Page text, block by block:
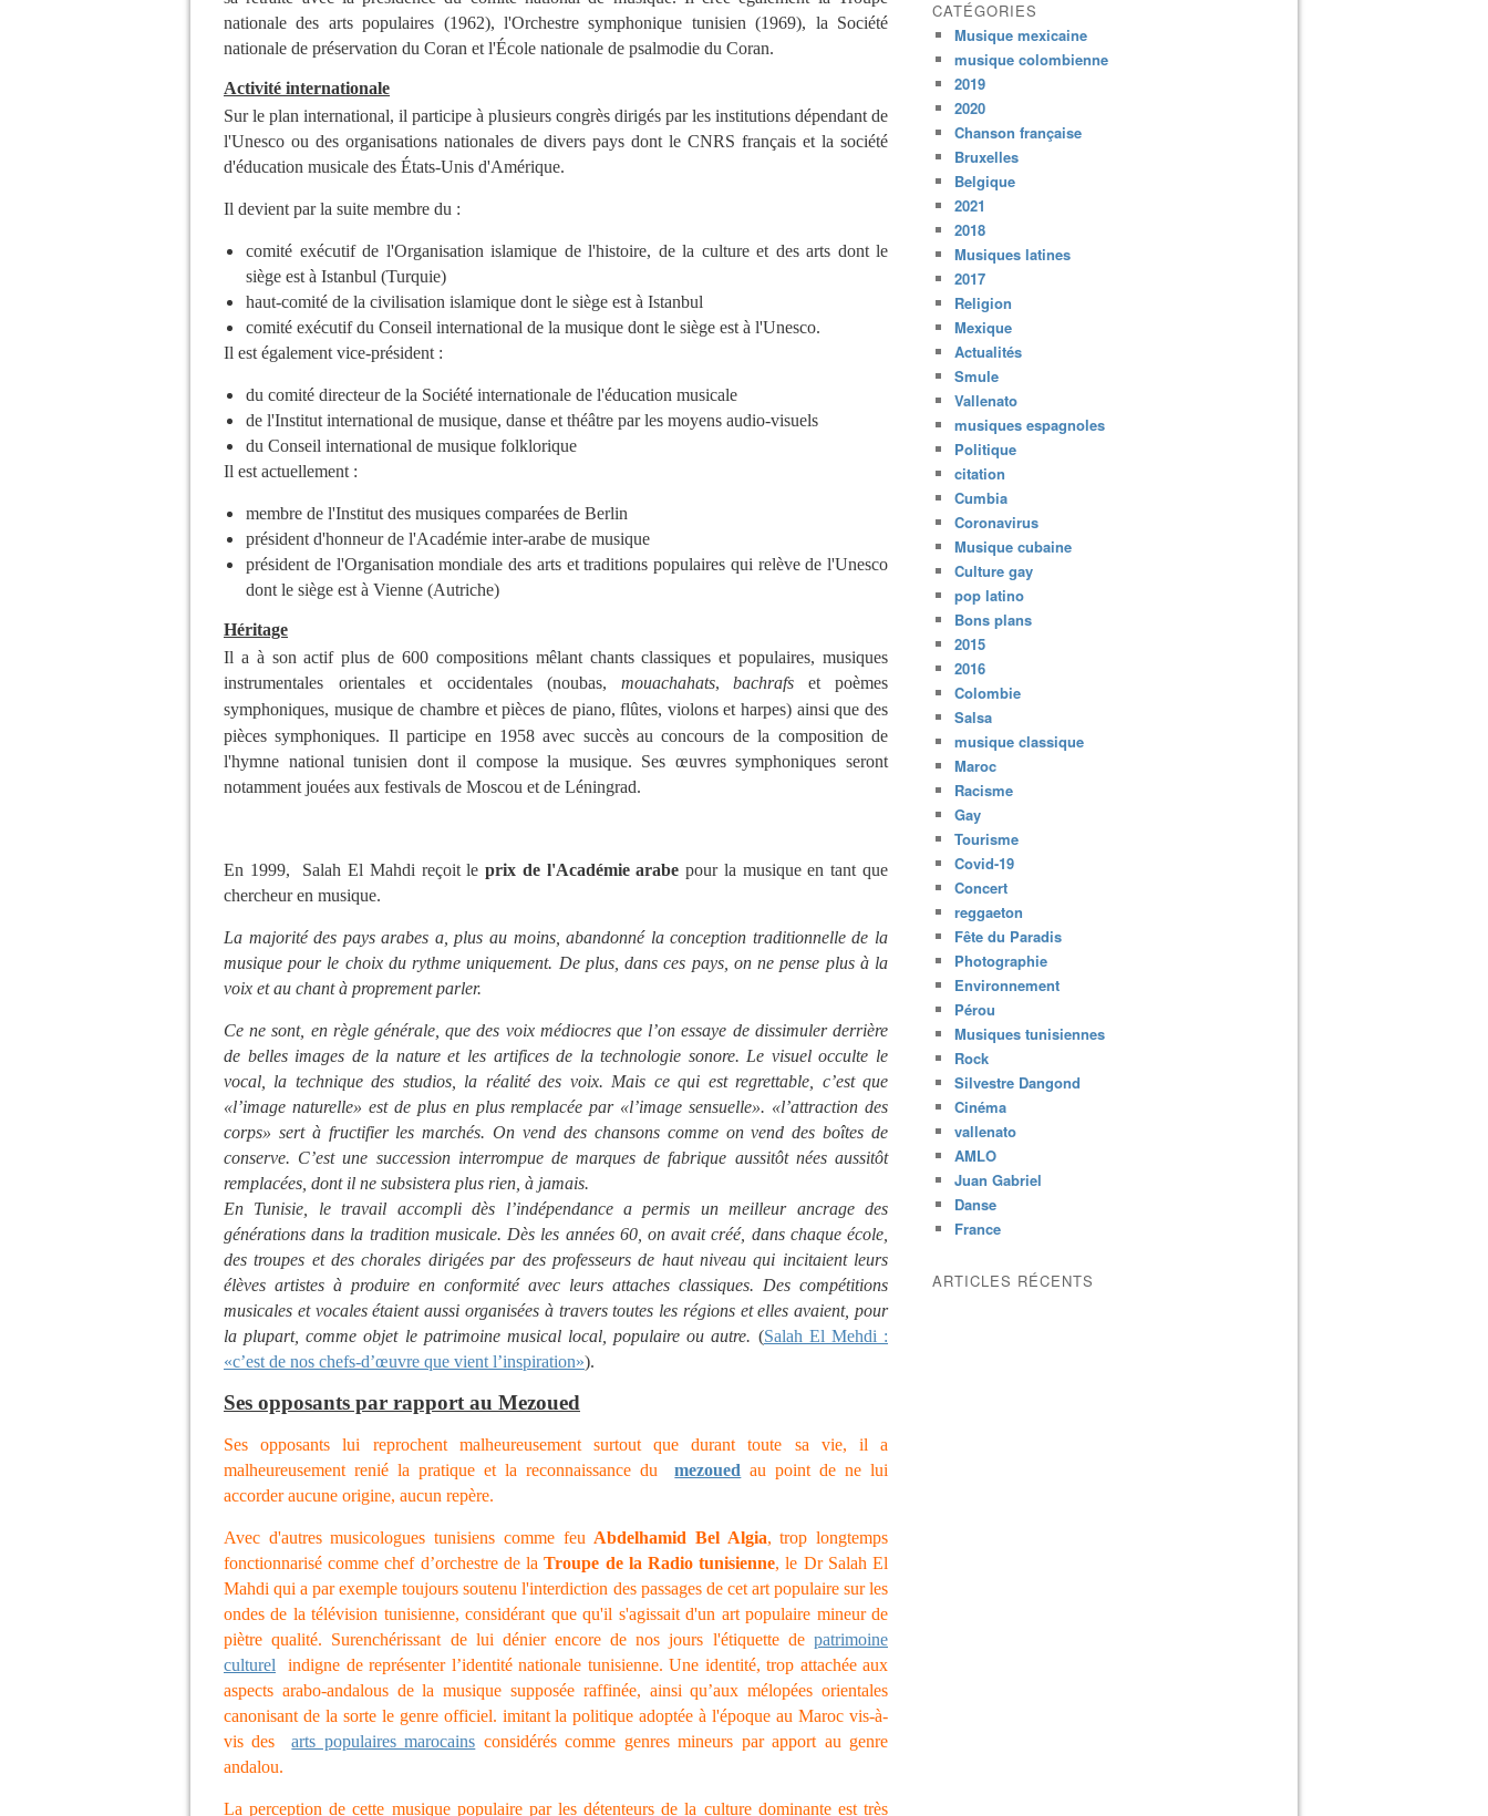
nationale des arts populaires (1962), l'Orchestre symphonique tunisien (1969), la Société
nationale de préservation du Coran et l'École nationale de psalmodie du Coran.
Activité internationale
Sur le plan international, il participe à plusieurs congrès dirigés par les institutions dépendant de
l'Unesco ou des organisations nationales de divers pays dont le CNRS français et la société
d'éducation musicale des États-Unis d'Amérique.
Il devient par la suite membre du :
comité exécutif de l'Organisation islamique de l'histoire, de la culture et des arts dont le
siège est à Istanbul (Turquie)
haut-comité de la civilisation islamique dont le siège est à Istanbul
comité exécutif du Conseil international de la musique dont le siège est à l'Unesco.
Il est également vice-président :
du comité directeur de la Société internationale de l'éducation musicale
de l'Institut international de musique, danse et théâtre par les moyens audio-visuels
du Conseil international de musique folklorique
Il est actuellement :
membre de l'Institut des musiques comparées de Berlin
président d'honneur de l'Académie inter-arabe de musique
président de l'Organisation mondiale des arts et traditions populaires qui relève de l'Unesco
dont le siège est à Vienne (Autriche)
Héritage
Il a à son actif plus de 600 compositions mêlant chants classiques et populaires, musiques
instrumentales orientales et occidentales (noubas, mouachahats, bachrafs
et poèmes
symphoniques, musique de chambre et pièces de piano, flûtes, violons et harpes) ainsi que des
pièces symphoniques. Il participe en 1958 avec succès au concours de la composition de
l'hymne national tunisien dont il compose la musique. Ses œuvres symphoniques seront
notamment jouées aux festivals de Moscou et de Léningrad.
En 1999, Salah El Mahdi reçoit leprix de l'Académie arabe pour la musique en tant que
chercheur en musique.
La majorité des pays arabes a, plus au moins, abandonné la conception traditionnelle de la
musique pour le choix du rythme uniquement. De plus, dans ces pays, on ne pense plus à la
voix et au chant à proprement parler.
Ce ne sont, en règle générale, que des voix médiocres que l’on essaye de dissimuler derrière
de belles images de la nature et les artifices de la technologie sonore. Le visuel occulte le
vocal, la technique des studios, la réalité des voix. Mais ce qui est regrettable, c’est que
«l’image naturelle» est de plus en plus remplacée par «l’image sensuelle». «l’attraction des
corps» sert à fructifier les marchés. On vend des chansons comme on vend des boîtes de
conserve. C’est une succession interrompue de marques de fabrique aussitôt nées aussitôt
remplacées, dont il ne subsistera plus rien, à jamais.
En Tunisie, le travail accompli dès l’indépendance a permis un meilleur ancrage des
générations dans la tradition musicale. Dès les années 60, on avait créé, dans chaque école,
des troupes et des chorales dirigées par des professeurs de haut niveau qui incitaient leurs
élèves artistes à produire en conformité avec leurs attaches classiques. Des compétitions
musicales et vocales étaient aussi organisées à travers toutes les régions et elles avaient, pour
la plupart, comme objet le patrimoine musical local, populaire ou autre. (Salah El Mehdi :
«c’est de nos chefs-d’œuvre que vient l’inspiration»).
Ses opposants par rapport au Mezoued
Ses opposants lui reprochent malheureusement surtout que durant toute sa vie, il a
malheureusement renié la pratique et la reconnaissance dumezoued au point de ne lui
accorder aucune origine, aucun repère.
Avec d'autres musicologues tunisiens comme feuAbdelhamid Bel Algia, trop longtemps
fonctionnarisé comme chef d’orchestre de laTroupe de la Radio tunisienne, le Dr Salah El
Mahdi qui a par exemple toujours soutenu l'interdiction des passages de cet art populaire sur les
ondes de la télévision tunisienne, considérant que qu'il s'agissait d'un art populaire mineur de
piètre qualité. Surenchérissant de lui dénier encore de nos jours l'étiquette de patrimoine
culturel indigne de représenter l’identité nationale tunisienne. Une identité, trop attachée aux
aspects arabo-andalous de la musique supposée raffinée, ainsi qu’aux mélopées orientales
canonisant de la sorte le genre officiel. imitant la politique adoptée à l'époque au Maroc vis-à-
vis desarts populaires marocains considérés comme genres mineurs par apport au genre
andalou.
La perception de cette musique populaire par les détenteurs de la culture dominante est très
CATÉGORIES
Musique mexicaine
musique colombienne
2019
2020
Chanson française
Bruxelles
Belgique
2021
2018
Musiques latines
2017
Religion
Mexique
Actualités
Smule
Vallenato
musiques espagnoles
Politique
citation
Cumbia
Coronavirus
Musique cubaine
Culture gay
pop latino
Bons plans
2015
2016
Colombie
Salsa
musique classique
Maroc
Racisme
Gay
Tourisme
Covid-19
Concert
reggaeton
Fête du Paradis
Photographie
Environnement
Pérou
Musiques tunisiennes
Rock
Silvestre Dangond
Cinéma
vallenato
AMLO
Juan Gabriel
Danse
France
ARTICLES RÉCENTS